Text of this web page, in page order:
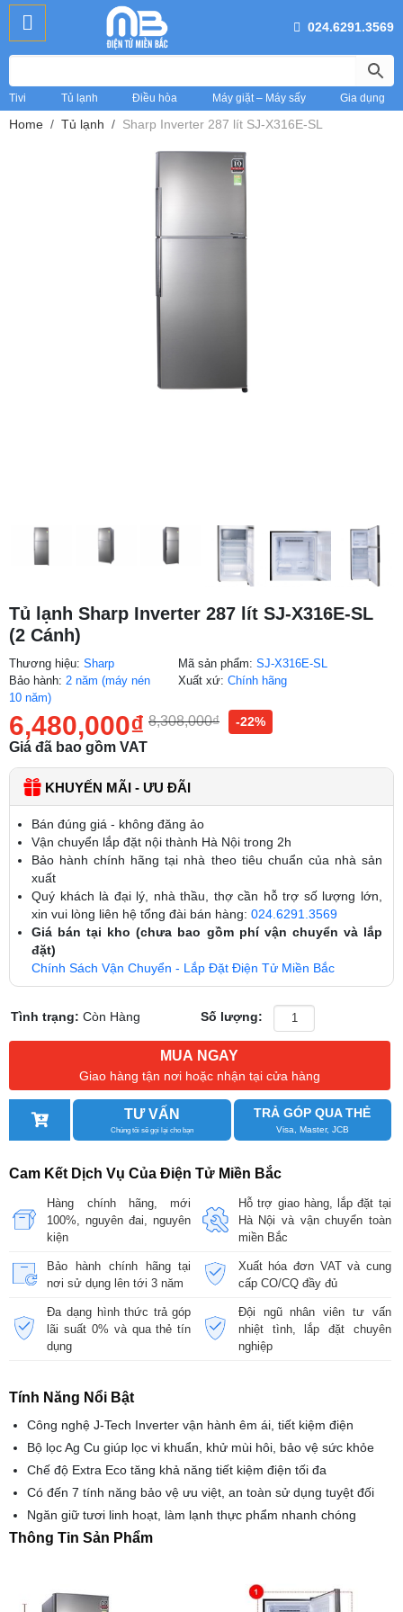
024.6291.3569
Tivi Tủ lạnh Điều hòa Máy giặt – Máy sấy Gia dụng
Home Tủ lạnh Sharp Inverter 287 lít SJ-X316E-SL
Tủ lạnh Sharp Inverter 287 lít SJ-X316E-SL
(2 Cánh)
Thương hiệu: Sharp
Bảo hành: 2 năm (máy nén
10 năm)
Mã sản phẩm:SJ-X316E-SL
Xuất xứ:Chính hãng
6,480,000₫ 8,308,000₫ -22%
Giá đã bao gồm VAT
KHUYẾN MÃI - ƯU ĐÃI
Bán đúng giá - không đăng ảo
Vận chuyển lắp đặt nội thành Hà Nội trong 2h
Bảo hành chính hãng tại nhà theo tiêu chuẩn của nhà sản
xuất
Quý khách là đại lý, nhà thầu, thợ cần hỗ trợ số lượng lớn,
xin vui lòng liên hệ tổng đài bán hàng: 024.6291.3569
Giá bán tại kho (chưa bao gồm phí vận chuyển và lắp
đặt)
Chính Sách Vận Chuyển - Lắp Đặt Điện Tử Miền Bắc
Tình trạng:Còn Hàng Số lượng:
MUA NGAY
Giao hàng tận nơi hoặc nhận tại cửa hàng
TƯ VẤN
Chúng tôi sẽ gọi lại cho bạn
TRẢ GÓP QUA THẺ
Visa, Master, JCB
Cam Kết Dịch Vụ Của Điện Tử Miền Bắc
Hàng chính hãng, mới
100%, nguyên đai, nguyên
kiện
Hỗ trợ giao hàng, lắp đặt tại
Hà Nội và vận chuyển toàn
miền Bắc
Bảo hành chính hãng tại
nơi sử dụng lên tới 3 năm
Xuất hóa đơn VAT và cung
cấp CO/CQ đầy đủ
Đa dạng hình thức trả góp
lãi suất 0% và qua thẻ tín
dụng
Đội ngũ nhân viên tư vấn
nhiệt tình, lắp đặt chuyên
nghiệp
Tính Năng Nổi Bật
Công nghệ J-Tech Inverter vận hành êm ái, tiết kiệm điện
Bộ lọc Ag Cu giúp lọc vi khuẩn, khử mùi hôi, bảo vệ sức khỏe
Chế độ Extra Eco tăng khả năng tiết kiệm điện tối đa
Có đến 7 tính năng bảo vệ ưu việt, an toàn sử dụng tuyệt đối
Ngăn giữ tươi linh hoạt, làm lạnh thực phẩm nhanh chóng
Thông Tin Sản Phẩm